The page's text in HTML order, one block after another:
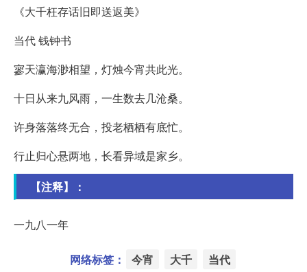
《大千枉存话旧即送返美》
当代 钱钟书
寥天瀛海渺相望，灯烛今宵共此光。
十日从来九风雨，一生数去几沧桑。
许身落落终无合，投老栖栖有底忙。
行止归心悬两地，长看异域是家乡。
【注释】：
一九八一年
网络标签： 今宵 大千 当代